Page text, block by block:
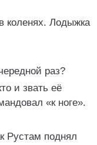
коленях. Лодыжка
раз?
и звать её
«к ноге».
Рустам поднял